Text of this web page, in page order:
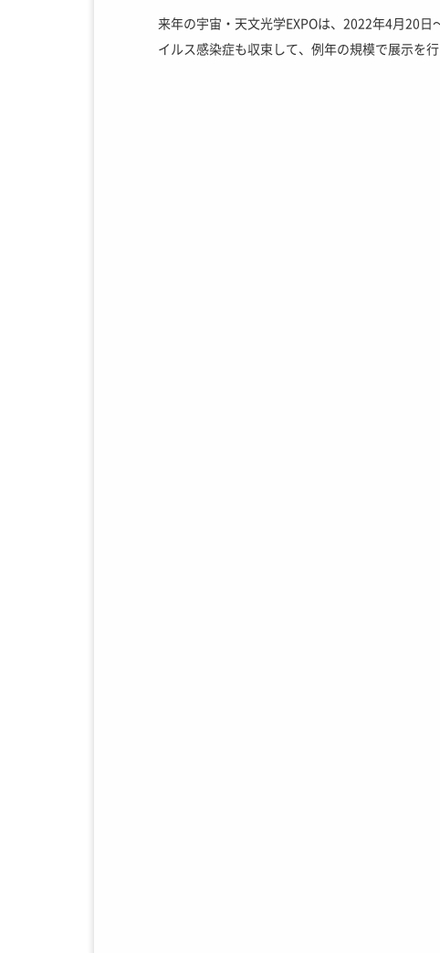
来年の宇宙・天文光学EXPOは、2022年4月20
イルス感染症も収束して、例年の規模で展示を